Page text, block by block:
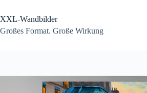
springen
XXL-Wandbilder
Großes Format. Große Wirkung